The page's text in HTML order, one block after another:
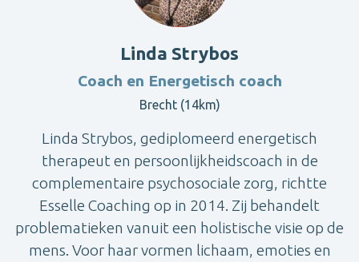
Linda Strybos
Coach en Energetisch coach
Brecht (14km)
Linda Strybos, gediplomeerd energetisch
therapeut en persoonlijkheidscoach in de
complementaire psychosociale zorg, richtte
Esselle Coaching op in 2014. Zij behandelt
problematieken vanuit een holistische visie op de
mens. Voor haar vormen lichaam, emoties en